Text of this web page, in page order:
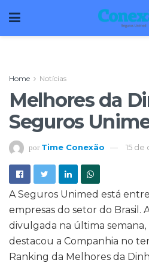
Home Notícias
Melhores da
Seguros
por Time Conexão 15 de
A Seguros Unimed está
empresas do setor do Brasil.
divulgada na última
destacou a Companhia no
Ranking da Melhores da